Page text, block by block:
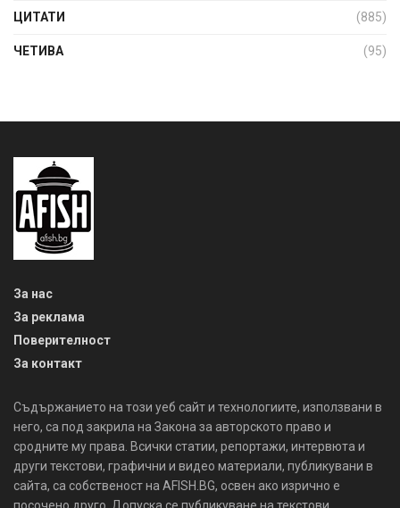
ЦИТАТИ (885)
ЧЕТИВА (95)
За нас
За реклама
Поверителност
За контакт
Съдържанието на този уеб сайт и технологиите, използвани в
него, са под закрила на Закона за авторското право и
сродните му права. Всички статии, репортажи, интервюта и
други текстови, графични и видео материали, публикувани в
сайта, са собственост на AFISH.BG, освен ако изрично е
посочено друго. Допуска се публикуване на текстови